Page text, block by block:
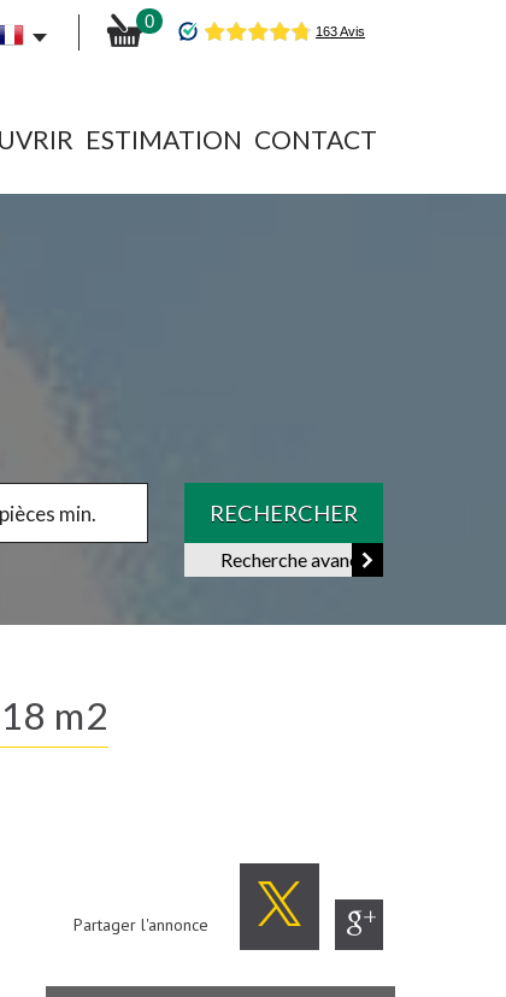
0
ESTIMATION CONTACT
RECHERCHER
Recherche avancée
m2
Partager l'annonce